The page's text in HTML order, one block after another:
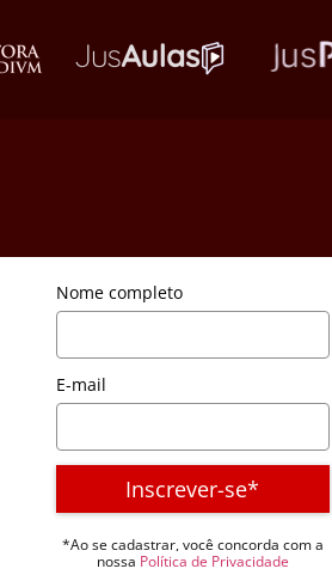
Nome completo
E-mail
Inscrever-se*
*Ao se cadastrar, você concorda com a
nossa Política de Privacidade